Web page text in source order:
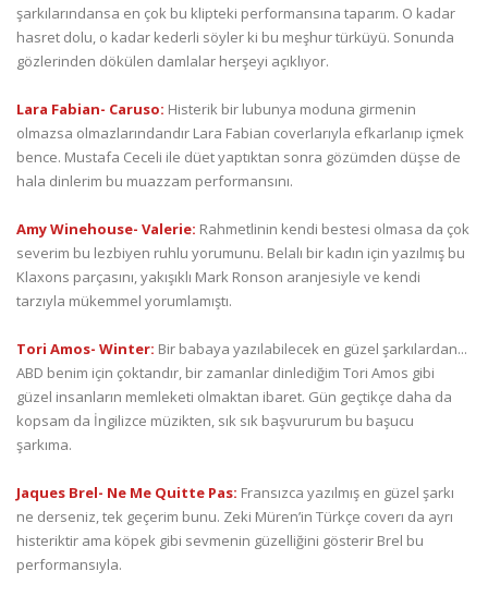
şarkılarındansa en çok bu klipteki performansına taparım. O kadar
hasret dolu, o kadar kederli söyler ki bu meşhur türküyü. Sonunda
gözlerinden dökülen damlalar herşeyi açıklıyor.
Lara Fabian- Caruso: Histerik bir lubunya moduna girmenin
olmazsa olmazlarındandır Lara Fabian coverlarıyla efkarlanıp içmek
bence. Mustafa Ceceli ile düet yaptıktan sonra gözümden düşse de
hala dinlerim bu muazzam performansını.
Amy Winehouse- Valerie: Rahmetlinin kendi bestesi olmasa da çok
severim bu lezbiyen ruhlu yorumunu. Belalı bir kadın için yazılmış bu
Klaxons parçasını, yakışıklı Mark Ronson aranjesiyle ve kendi
tarzıyla mükemmel yorumlamıştı.
Tori Amos- Winter: Bir babaya yazılabilecek en güzel şarkılardan...
ABD benim için çoktandır, bir zamanlar dinlediğim Tori Amos gibi
güzel insanların memleketi olmaktan ibaret. Gün geçtikçe daha da
kopsam da İngilizce müzikten, sık sık başvururum bu başucu
şarkıma.
Jaques Brel- Ne Me Quitte Pas: Fransızca yazılmış en güzel şarkı
ne derseniz, tek geçerim bunu. Zeki Müren’in Türkçe coverı da ayrı
histeriktir ama köpek gibi sevmenin güzelliğini gösterir Brel bu
performansıyla.